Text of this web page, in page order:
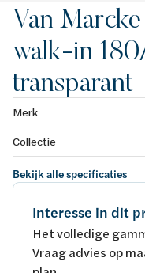
Van
walk-in
transparant
Merk
Collectie
Bekijk alle specificaties
Interesse in dit
Het volledige
Vraag advies op